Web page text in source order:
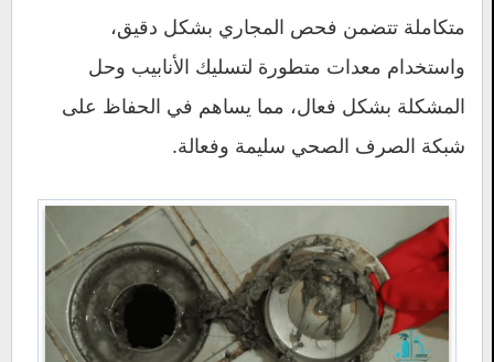
متكاملة تتضمن فحص المجاري بشكل دقيق،
واستخدام معدات متطورة لتسليك الأنابيب وحل
المشكلة بشكل فعال، مما يساهم في الحفاظ على
شبكة الصرف الصحي سليمة وفعالة.